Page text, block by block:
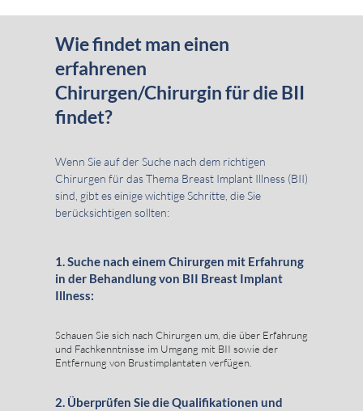
Wie findet man einen
erfahrenen
Chirurgen/Chirurgin für die BII
findet?
Wenn Sie auf der Suche nach dem richtigen
Chirurgen für das Thema Breast Implant Illness (BII)
sind, gibt es einige wichtige Schritte, die Sie
berücksichtigen sollten:
1. Suche nach einem Chirurgen mit Erfahrung
in der Behandlung von BII Breast Implant
Illness:
Schauen Sie sich nach Chirurgen um, die über Erfahrung
und Fachkenntnisse im Umgang mit BII sowie der
Entfernung von Brustimplantaten verfügen.
2. Überprüfen Sie die Qualifikationen und